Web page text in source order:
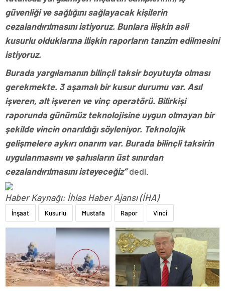
güvenliği ve sağlığını sağlayacak kişilerin
cezalandırılmasını istiyoruz. Bunlara ilişkin asli
kusurlu olduklarına ilişkin raporların tanzim edilmesini
istiyoruz.
Burada yargılamanın bilinçli taksir boyutuyla olması
gerekmekte. 3 aşamalı bir kusur durumu var. Asıl
işveren, alt işveren ve vinç operatörü. Bilirkişi
raporunda günümüz teknolojisine uygun olmayan bir
şekilde vincin onarıldığı söyleniyor. Teknolojik
gelişmelere aykırı onarım var. Burada bilinçli taksirin
uygulanmasını ve şahısların üst sınırdan
cezalandırılmasını isteyeceğiz”dedi.
Haber Kaynağı: İhlas Haber Ajansı (İHA)
İnşaat Kusurlu Mustafa Rapor Vinci